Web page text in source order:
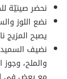
نحضر صينيّة
نضع اللوز
يصبح المزيج
نضيف السميد،
والملح، وجوز